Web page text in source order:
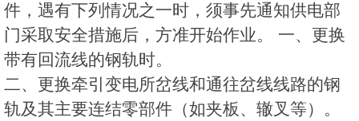
件，遇有下列情况之一时，须事先通知供电部
门采取安全措施后，方准开始作业。 一、更换
带有回流线的钢轨时。
二、更换牵引变电所岔线和通往岔线线路的钢
轨及其主要连结零部件（如夹板、辙叉等）。